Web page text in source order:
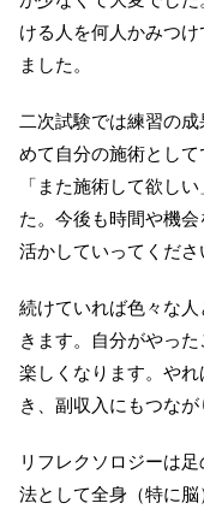
ける人を何人かみつ
ました。
二次試験では練習の
めて自分の施術とし
「また施術して欲し
た。今後も時間や機
活かしていってくださ
続けていれば色々な
きます。自分がやっ
楽しくなります。や
き、副収入にもつなが
リフレクソロジーは
法として全身（特に